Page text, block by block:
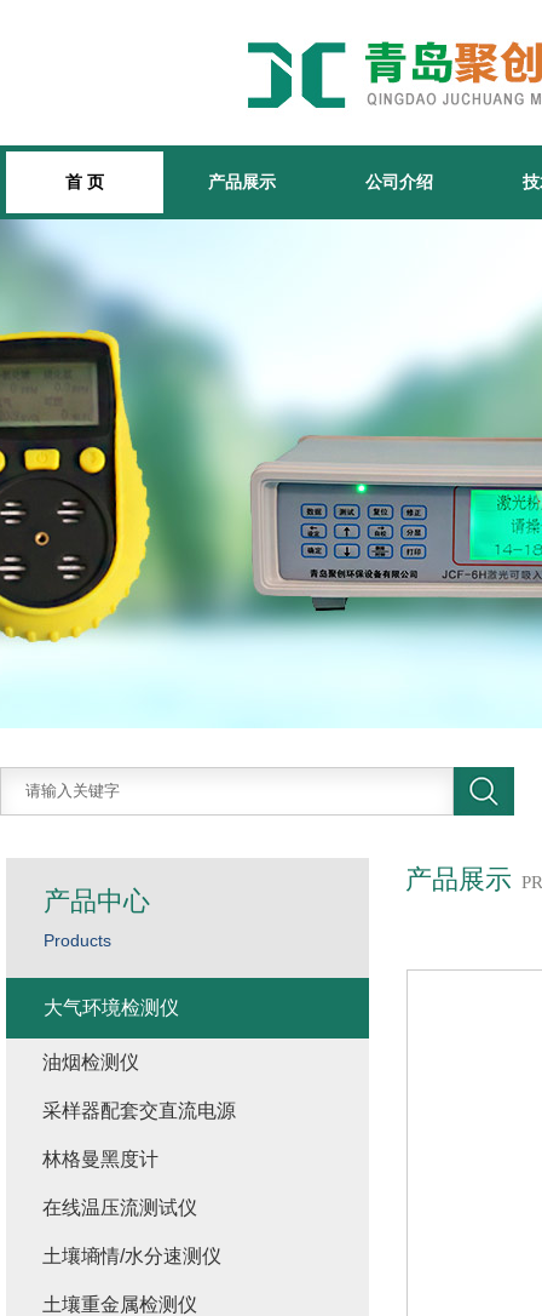
首 页 产品展示 公司介绍
产品展示
产品中心
Products
大气环境检测仪
油烟检测仪
采样器配套交直流电源
林格曼黑度计
在线温压流测试仪
土壤墒情/水分速测仪
土壤重金属检测仪